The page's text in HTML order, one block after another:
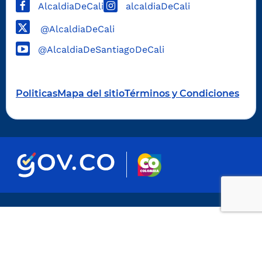
AlcaldiaDeCali alcaldiaDeCali
@AlcaldiaDeCali
@AlcaldiaDeSantiagoDeCali
PoliticasMapa del sitioTérminos y Condiciones